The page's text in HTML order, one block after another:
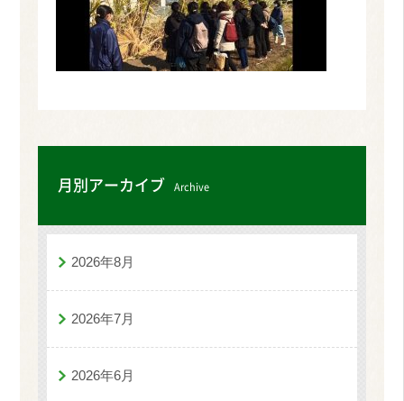
月別アーカイブ Archive
2026年8月
2026年7月
2026年6月